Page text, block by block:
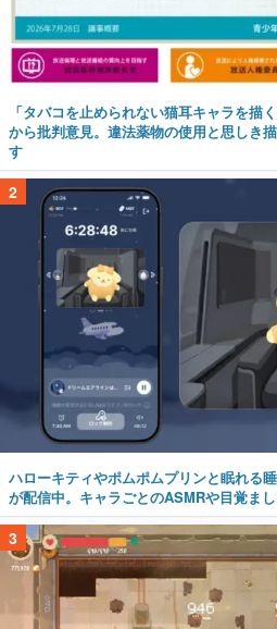
「タバコを止められない猫耳キャラを描
から批判意見。違法薬物の使用と思しき
す
2
ハローキティやポムポムプリンと眠れる
が配信中。キャラごとのASMRや目覚ま
3